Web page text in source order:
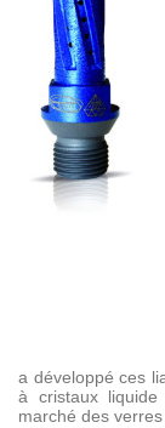
a développé ces
à cristaux
marché des